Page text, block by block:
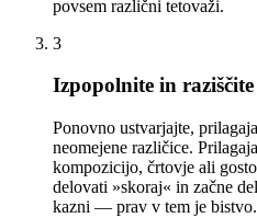
povsem različni tetovaži.
3
Izpopolnite in raziščite
Ponovno ustvarjajte,
neomejene različice.
kompozicijo, črtovje ali
delovati »skoraj« in začne
kazni — prav v tem je bistvo.